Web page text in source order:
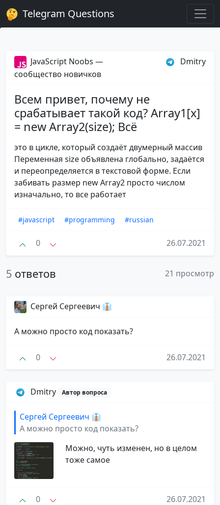
Telegram Questions
JavaScript Noobs —
сообщество новичков
Dmitry
Всем привет, почему не
срабатывает такой код? Array1[x]
= new Array2(size); Всё
это в цикле, который создаёт двумерный массив
Переменная size объявлена глобально, задаётся
и переопределяется в текстовой форме. Если
забивать размер new Array2 просто числом
изначально, то все работает
#javascript #programming #russian
0 26.07.2021
5 ответов 21 просмотр
Сергей Сергеевич 👔
А можно просто код показать?
0 26.07.2021
Dmitry Автор вопроса
Сергей Сергеевич 👔
А можно просто код показать?
Можно, чуть изменен, но в целом
тоже самое
0 26.07.2021